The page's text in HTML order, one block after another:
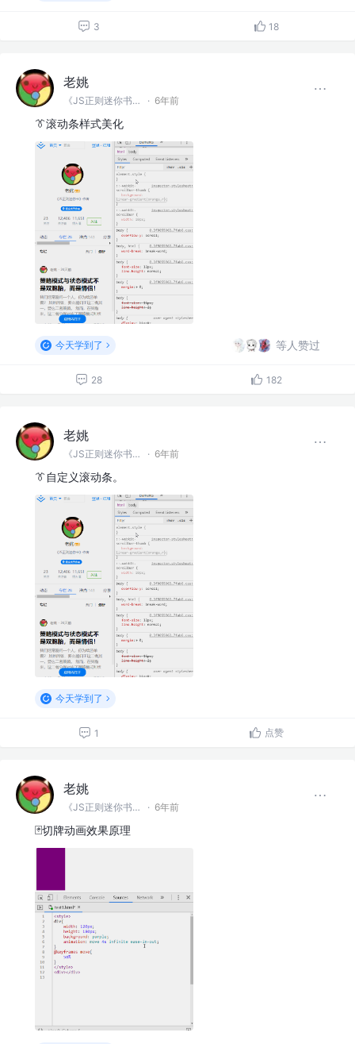
3 18
老姚
《JS正则迷你书》作者 · 6年前
👔滚动条样式美化
今天学到了 等人赞过
28 182
老姚
《JS正则迷你书》作者 · 6年前
👔自定义滚动条。
今天学到了
1 点赞
老姚
《JS正则迷你书》作者 · 6年前
🃏切牌动画效果原理